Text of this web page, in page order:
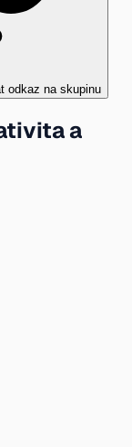
odkaz na skupinu
a